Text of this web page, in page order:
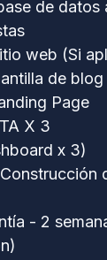
de datos
web (Si
de blog
Page
X 3
x 3)
- 2